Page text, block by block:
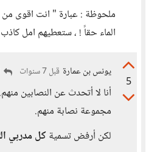
ملحوظة : عبارة " انت اقوى من
الماء حقاً ! ، ستعطيهم امل
5
يونس بن عمارة قبل 7 سنوات
أنا لا أتحدث عن النصابين
مجموعة نصابة منهم.
لكن أرفض تسميةكل مدربي